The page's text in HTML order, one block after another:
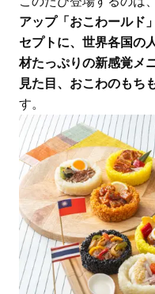
アップ「おこわールド」
セプトに、世界各国の
材たっぷりの新感覚メ
見た目、おこわのもち
す。